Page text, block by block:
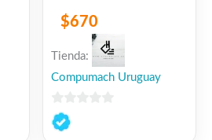
$670
Tienda:
Compumach Uruguay
0
de